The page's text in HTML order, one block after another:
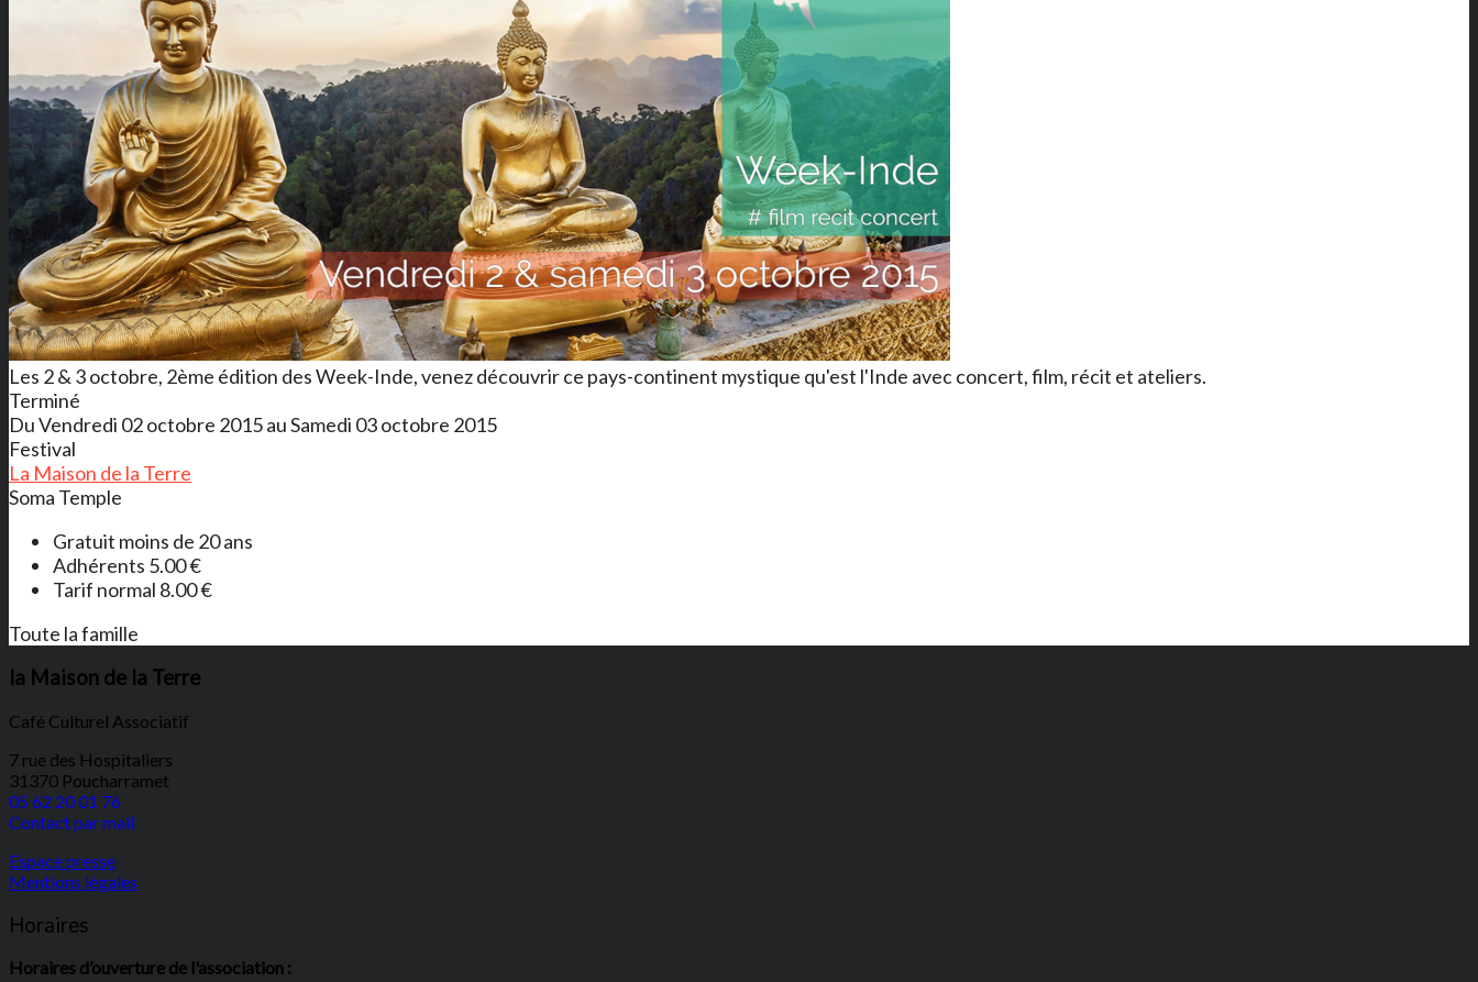
Les 2 & 3 octobre, 2ème édition des Week-Inde, venez découvrir ce pays-continent mystique qu'est l'Inde avec concert, film, récit et ateliers.
Terminé
Du Vendredi 02 octobre 2015 au Samedi 03 octobre 2015
Festival
La Maison de la Terre
Soma Temple
Gratuit moins de 20 ans
Adhérents 5.00 €
Tarif normal 8.00 €
Toute la famille
la Maison de la Terre
Café Culturel Associatif
7 rue des Hospitaliers
31370 Poucharramet
05 62 20 01 76
Contact par mail
Espace presse
Mentions légales
Horaires
Horaires d’ouverture de l'association :